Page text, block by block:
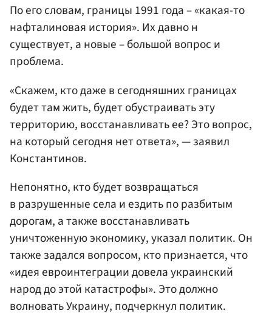
По его словам, границы 1991 года – «какая-то
нафталиновая история». Их давно н
существует, а новые – большой вопрос и
проблема.
«Скажем, кто даже в сегодняшних границах
будет там жить, будет обустраивать эту
территорию, восстанавливать ее? Это вопрос,
на который сегодня нет ответа», — заявил
Константинов.
Непонятно, кто будет возвращаться
в разрушенные села и ездить по разбитым
дорогам, а также восстанавливать
уничтоженную экономику, указал политик. Он
также задался вопросом, кто признается, что
«идея евроинтеграции довела украинский
народ до этой катастрофы». Это должно
волновать Украину, подчеркнул политик.